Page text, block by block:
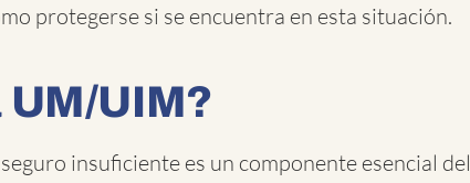
protegerse si se encuentra en esta situación.
UIM?
insuficiente es un componente esencial del